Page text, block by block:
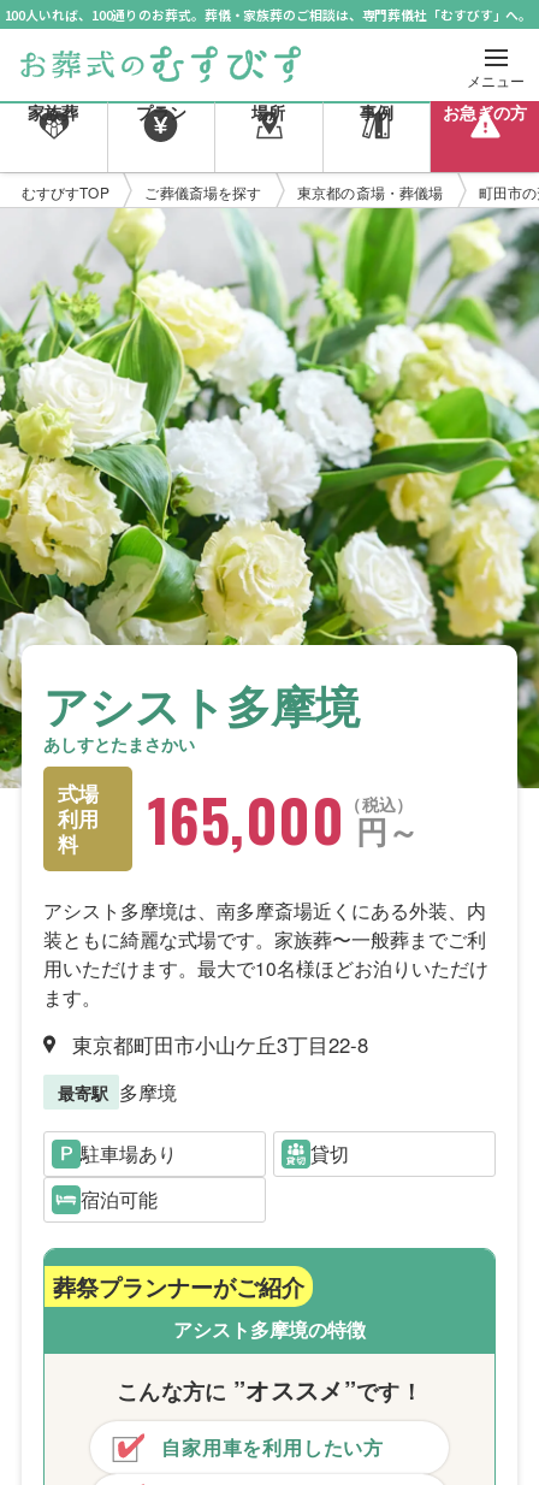
100人いれば、100通りのお葬式。葬儀・家族葬のご相談は、専門葬儀社「むすびす」へ。
メニュー
家族葬 プラン 場所 事例 お急ぎの方
むすびすTOP ご葬儀斎場を探す 東京都の斎場・葬儀場 町田市
アシスト多摩境
あしすとたまさかい
式場
利用
料
税込
165,000 円～
アシスト多摩境は、南多摩斎場近くにある外装、内
装ともに綺麗な式場です。家族葬〜一般葬までご利
用いただけます。最大で10名様ほどお泊りいただけ
ます。
東京都町田市小山ケ丘3丁目22-8
最寄駅 多摩境
駐車場あり
貸切
宿泊可能
葬祭プランナーがご紹介
アシスト多摩境の特徴
こんな方に ”オススメ”です！
自家用車を利用したい方